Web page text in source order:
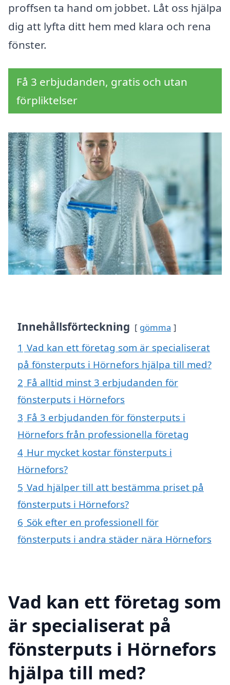
proffsen ta hand om jobbet. Låt oss hjälpa
dig att lyfta ditt hem med klara och rena
fönster.
Få 3 erbjudanden, gratis och utan
förpliktelser
Innehållsförteckning gömma
1 Vad kan ett företag som är specialiserat
på fönsterputs i Hörnefors hjälpa till med?
2 Få alltid minst 3 erbjudanden för
fönsterputs i Hörnefors
3 Få 3 erbjudanden för fönsterputs i
Hörnefors från professionella företag
4 Hur mycket kostar fönsterputs i
Hörnefors?
5 Vad hjälper till att bestämma priset på
fönsterputs i Hörnefors?
6 Sök efter en professionell för
fönsterputs i andra städer nära Hörnefors
Vad kan ett företag som
är specialiserat på
fönsterputs i Hörnefors
hjälpa till med?